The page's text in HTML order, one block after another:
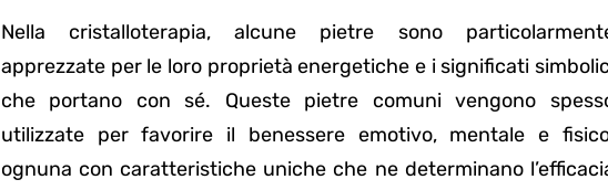
Nella cristalloterapia, alcune pietre sono
apprezzate per le loro proprietà energetiche e i significati
che portano con sé. Queste pietre comuni vengono
utilizzate per favorire il benessere emotivo, mentale e
ognuna con caratteristiche uniche che ne determinano